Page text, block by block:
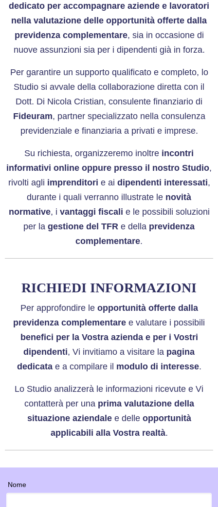
dedicato per accompagnare aziende e lavoratori
nella valutazione delle opportunità offerte dalla
previdenza complementare, sia in occasione di
nuove assunzioni sia per i dipendenti già in forza.
Per garantire un supporto qualificato e completo, lo
Studio si avvale della collaborazione diretta con il
Dott. Di Nicola Cristian, consulente finanziario di
Fideuram, partner specializzato nella consulenza
previdenziale e finanziaria a privati e imprese.
Su richiesta, organizzeremo inoltre incontri
informativi online oppure presso il nostro Studio,
rivolti agli imprenditori e ai dipendenti interessati,
durante i quali verranno illustrate le novità
normative, i vantaggi fiscali e le possibili soluzioni
per la gestione del TFR e della previdenza
complementare.
RICHIEDI INFORMAZIONI
Per approfondire le opportunità offerte dalla
previdenza complementare e valutare i possibili
benefici per la Vostra azienda e per i Vostri
dipendenti, Vi invitiamo a visitare la pagina
dedicatae a compilare il modulo di interesse.
Lo Studio analizzerà le informazioni ricevute e Vi
contatterà per una prima valutazione della
situazione aziendalee delle opportunità
applicabili alla Vostra realtà.
Nome